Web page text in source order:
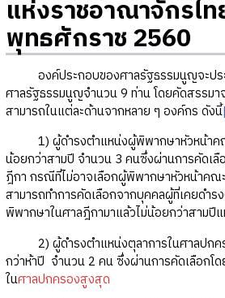
แห่งราชอาณาจักรไท
พุทธศักราช 2560
องค์ประกอบของศาลรัฐธรรมนูญจะปร
ศาลรัฐธรรมนูญจำนวน 9 ท่าน โดยคัดสรรมา
สามารถในแต่ละด้านจากหลาย ๆ องค์กร ดังนี้
1) ผู้ดำรงตำแหน่งผู้พิพากษาหัวหน้าคณ
น้อยกว่าสามปี จำนวน 3 คนซึ่งผ่านการคัดเลื
ฎีกา กรณีที่ไม่อาจเลือกผู้พิพากษาหัวหน้าคณ
สามารถทำการคัดเลือกจากบุคคลผู้ที่เคยดำร
พิพากษาในศาลฎีกามาแล้วไม่น้อยกว่าสามปี
2) ผู้ดำรงตำแหน่งตุลาการในศาลปกค
กว่าห้าปี จำนวน 2 คน ซึ่งผ่านการคัดเลือกโ
ในศาลปกครองสูงสุด